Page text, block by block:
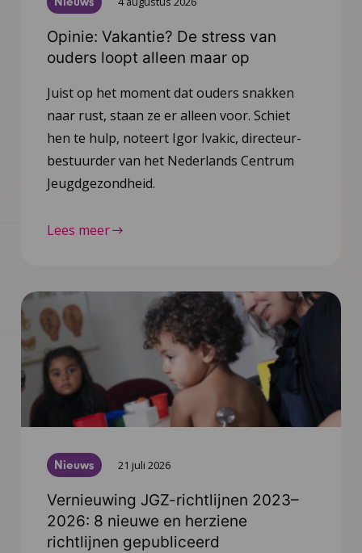
Opinie: Vakantie? De stress van
ouders loopt alleen maar op
Juist op het moment dat ouders snakken
naar rust, staan ze er alleen voor. Schiet
hen te hulp, noteert Igor Ivakic, directeur-
bestuurder van het Nederlands Centrum
Jeugdgezondheid.
Lees meer
Nieuws 21 juli 2026
Vernieuwing JGZ-richtlijnen 2023–
2026: 8 nieuwe en herziene
richtlijnen gepubliceerd